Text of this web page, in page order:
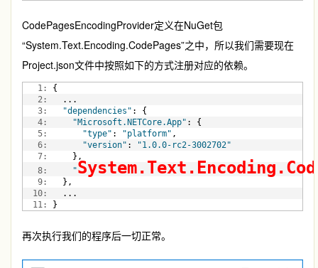
CodePagesEncodingProvider定义在NuGet包
“System.Text.Encoding.CodePages”之中，所以我们需要现在
Project.json文件中按照如下的方式注册对应的依赖。
   1:
{
   2:
   ...
   3:
"dependencies" : {
   4:
"Microsoft.NETCore.App" : {
   5:
"type" : "platform" ,
   6:
"version" :
"1.0.0-rc2-3002702"
   7:
     },
   8:
"
   9:
   },
  10:
   ...
  11:
}
再次执行我们的程序后一切正常。